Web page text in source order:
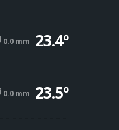
0.0 mm 23.4º
0.0 mm 23.5º